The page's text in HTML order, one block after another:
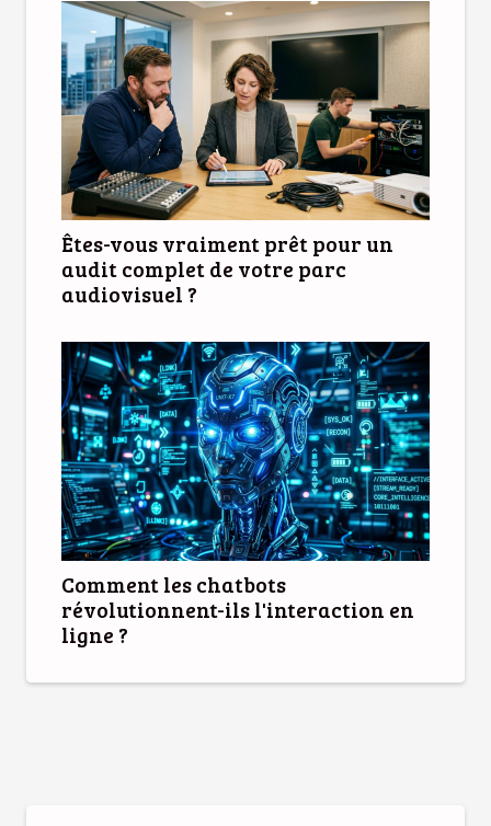
Êtes-vous vraiment prêt pour un
audit complet de votre parc
audiovisuel ?
Comment les chatbots
révolutionnent-ils l'interaction en
ligne ?